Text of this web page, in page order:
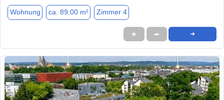
Wohnung ca. 89,00 m² Zimmer 4
★ ➦ ➜